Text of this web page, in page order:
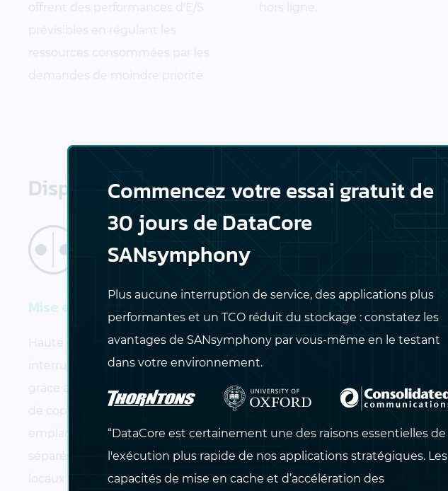
offrent des performances d'E/S
prévisibles en régulant les
ressources consommées par les
demandes de moindre priorité
hors ligne.
Disponibilité
Mise en miroir synchrone
Haute disponibilité sans aucune
interruption ni aucune intervention
grâce à la mise en miroir continue
de copies actives/actives entre des
emplacements physiquement
séparés, accessibles aux clusters
locaux et métropolitains sous
Réplication asynchrone à
Reprise d'activité et migration des
sites distants à la fois rapides et
simples ; actualisation des copies
distantes sans incidence sur les
performances locales
Commencez votre essai gratuit de
30 jours de DataCore
SANsymphony
Plus aucune interruption de service, des applications plus
performantes et un TCO réduit du stockage : constatez les
avantages de SANsymphony par vous-même en le testant
dans votre environnement.
“DataCore est certainement une des raisons essentielles de
l'exécution plus rapide de nos applications stratégiques. Les
capacités de mise en cache et d’accélération des